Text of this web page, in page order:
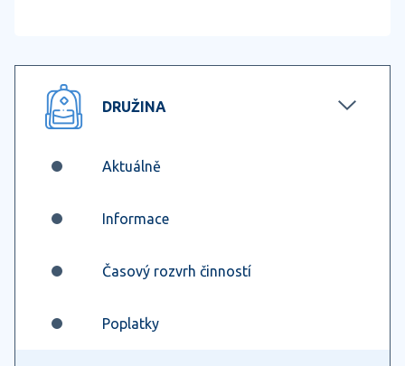
DRUŽINA
Aktuálně
Informace
Časový rozvrh činností
Poplatky